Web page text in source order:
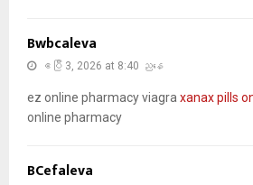
Bwbcaleva
ဧပြီ 3, 2026 at 8:40 ညနေ
ez online pharmacy viagra xanax pills
online pharmacy
BCefaleva